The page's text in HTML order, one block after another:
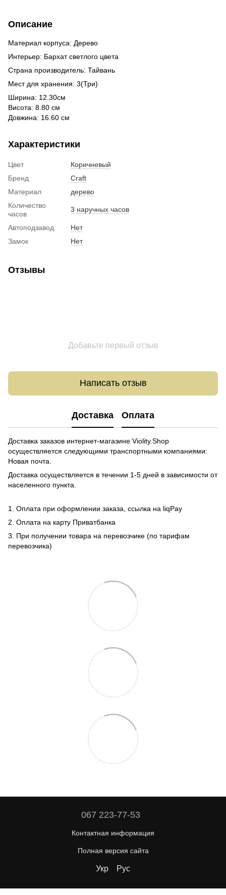
Описание
Материал корпуса: Дерево
Интерьер: Бархат светлого цвета
Страна производитель: Тайвань
Мест для хранения: 3(Три)
Ширина: 12.30см
Висота: 8.80 см
Довжина: 16.60 см
Характеристики
Цвет
Коричневый
Бренд
Craft
Материал
дерево
Количество
часов
3 наручных часов
Автоподзавод
Нет
Замок
Нет
Отзывы
Добавьте первый отзыв
Написать отзыв
Доставка Оплата
Доставка заказов интернет-магазине Violity.Shop
осуществляется следующими транспортными компаниями:
Новая почта.
Доставка осуществляется в течении 1-5 дней в зависимости от
населенного пункта.
1. Оплата при оформлении заказа, ссылка на liqPay
2. Оплата на карту Приватбанка
3. При получении товара на перевозчике (по тарифам
перевозчика)
067 223-77-53
Контактная информация
Полная версия сайта
Укр Рус